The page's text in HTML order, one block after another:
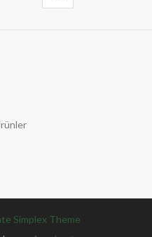
Simplex Theme